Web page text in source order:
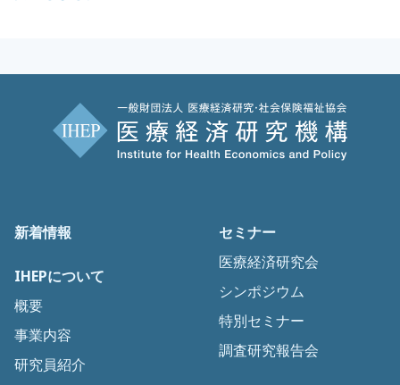
新着情報
IHEPについて
概要
事業内容
研究員紹介
セミナー
医療経済研究会
シンポジウム
特別セミナー
調査研究報告会